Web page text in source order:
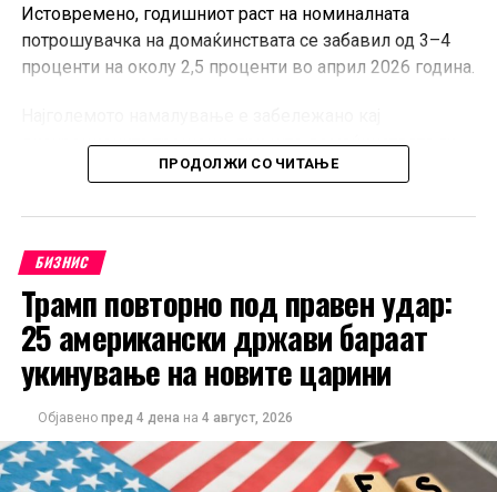
Истовремено, годишниот раст на номиналната
потрошувачка на домаќинствата се забавил од 3–4
проценти на околу 2,5 проценти во април 2026 година.
дискреционите трошоци, при што домаќинствата ги
одложуваат купувањата на луксузна облека, обувки,
Домаќинствата со повисоки приходи најмногу ја
намалиле ваквата потрошувачка поради зголемената
неизвесност, додека оние со пониски примања ги
крателе трошоците за трајни добра, ресторани и
кафулиња.
Единствената категорија со раст на трошоците
цени на горивата и транспортот.
Дополнителна загриженост предизвикува фактот што
ПРОДОЛЖИ СО ЧИТАЊЕ
БИЗНИС
Трамп повторно под правен удар:
25 американски држави бараат
укинување на новите царини
Објавено пред 4 дена на 4 август, 2026